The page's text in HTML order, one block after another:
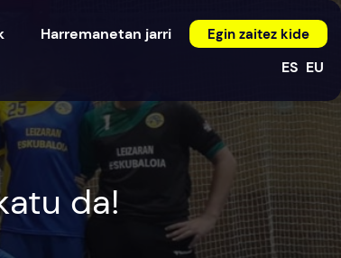
Harremanetan jarri Egin zaitez kide
ES EU
da!